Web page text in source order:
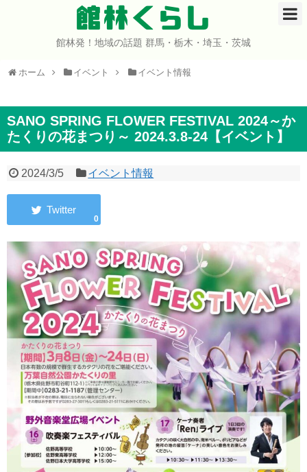
館林くらし
館林発！地域の話題 群馬・栃木・埼玉・茨城
ホーム イベント イベント情報
SANO SPRING FLOWER FESTIVAL 2024～か
たくりの花まつり～ 2024.3.8-24【イベント】
2024/3/5 イベント情報
0
ホーム
イベント
グルメ
コミュニティ
宇宙よりも遠い場所